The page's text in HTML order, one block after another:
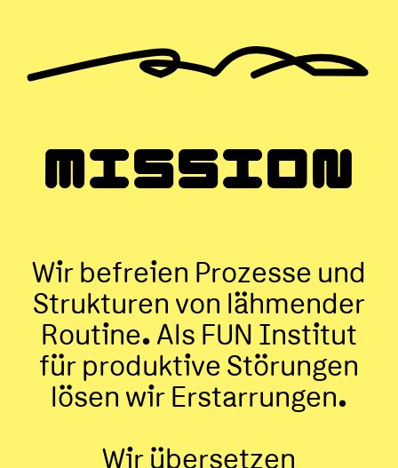
MISSION
Wir befreien Prozesse und
Strukturen von lähmender
Routine. Als FUN Institut
für produktive Störungen
lösen wir Erstarrungen.
Wir übersetzen